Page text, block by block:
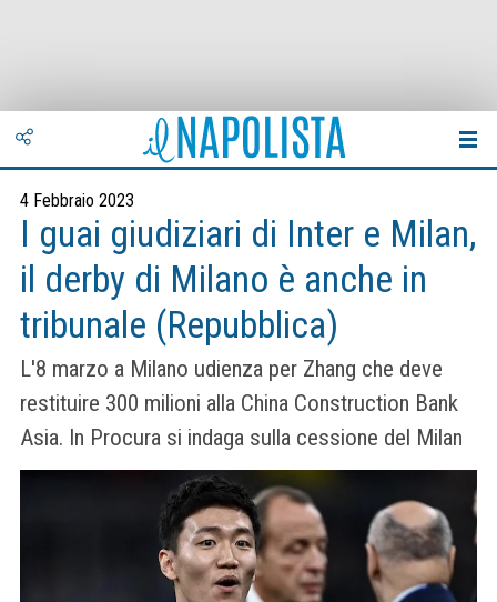
4 Febbraio 2023
I guai giudiziari di Inter e Milan,
il derby di Milano è anche in
tribunale (Repubblica)
L'8 marzo a Milano udienza per Zhang che deve
restituire 300 milioni alla China Construction Bank
Asia. In Procura si indaga sulla cessione del Milan